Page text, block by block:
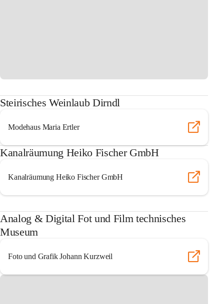
Steirisches Weinlaub Dirndl
Modehaus Maria Ertler
Kanalräumung Heiko Fischer GmbH
Kanalräumung Heiko Fischer GmbH
Analog & Digital Fot und Film technisches
Museum
Foto und Grafik Johann Kurzweil